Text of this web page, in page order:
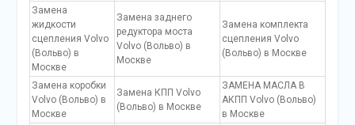
Замена
жидкости
сцепления Volvo
(Вольво) в
Москве
Замена заднего
редуктора моста
Volvo (Вольво) в
Москве
Замена комплекта
сцепления Volvo
(Вольво) в Москве
Замена коробки
Volvo (Вольво) в
Москве
Замена КПП Volvo
(Вольво) в Москве
ЗАМЕНА МАСЛА В
АКПП Volvo (Вольво)
в Москве